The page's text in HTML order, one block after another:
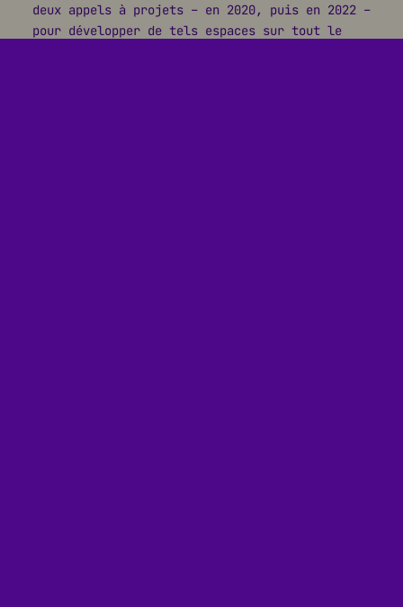
deux appels à projets – en 2020, puis en 2022 –
pour développer de tels espaces sur tout le